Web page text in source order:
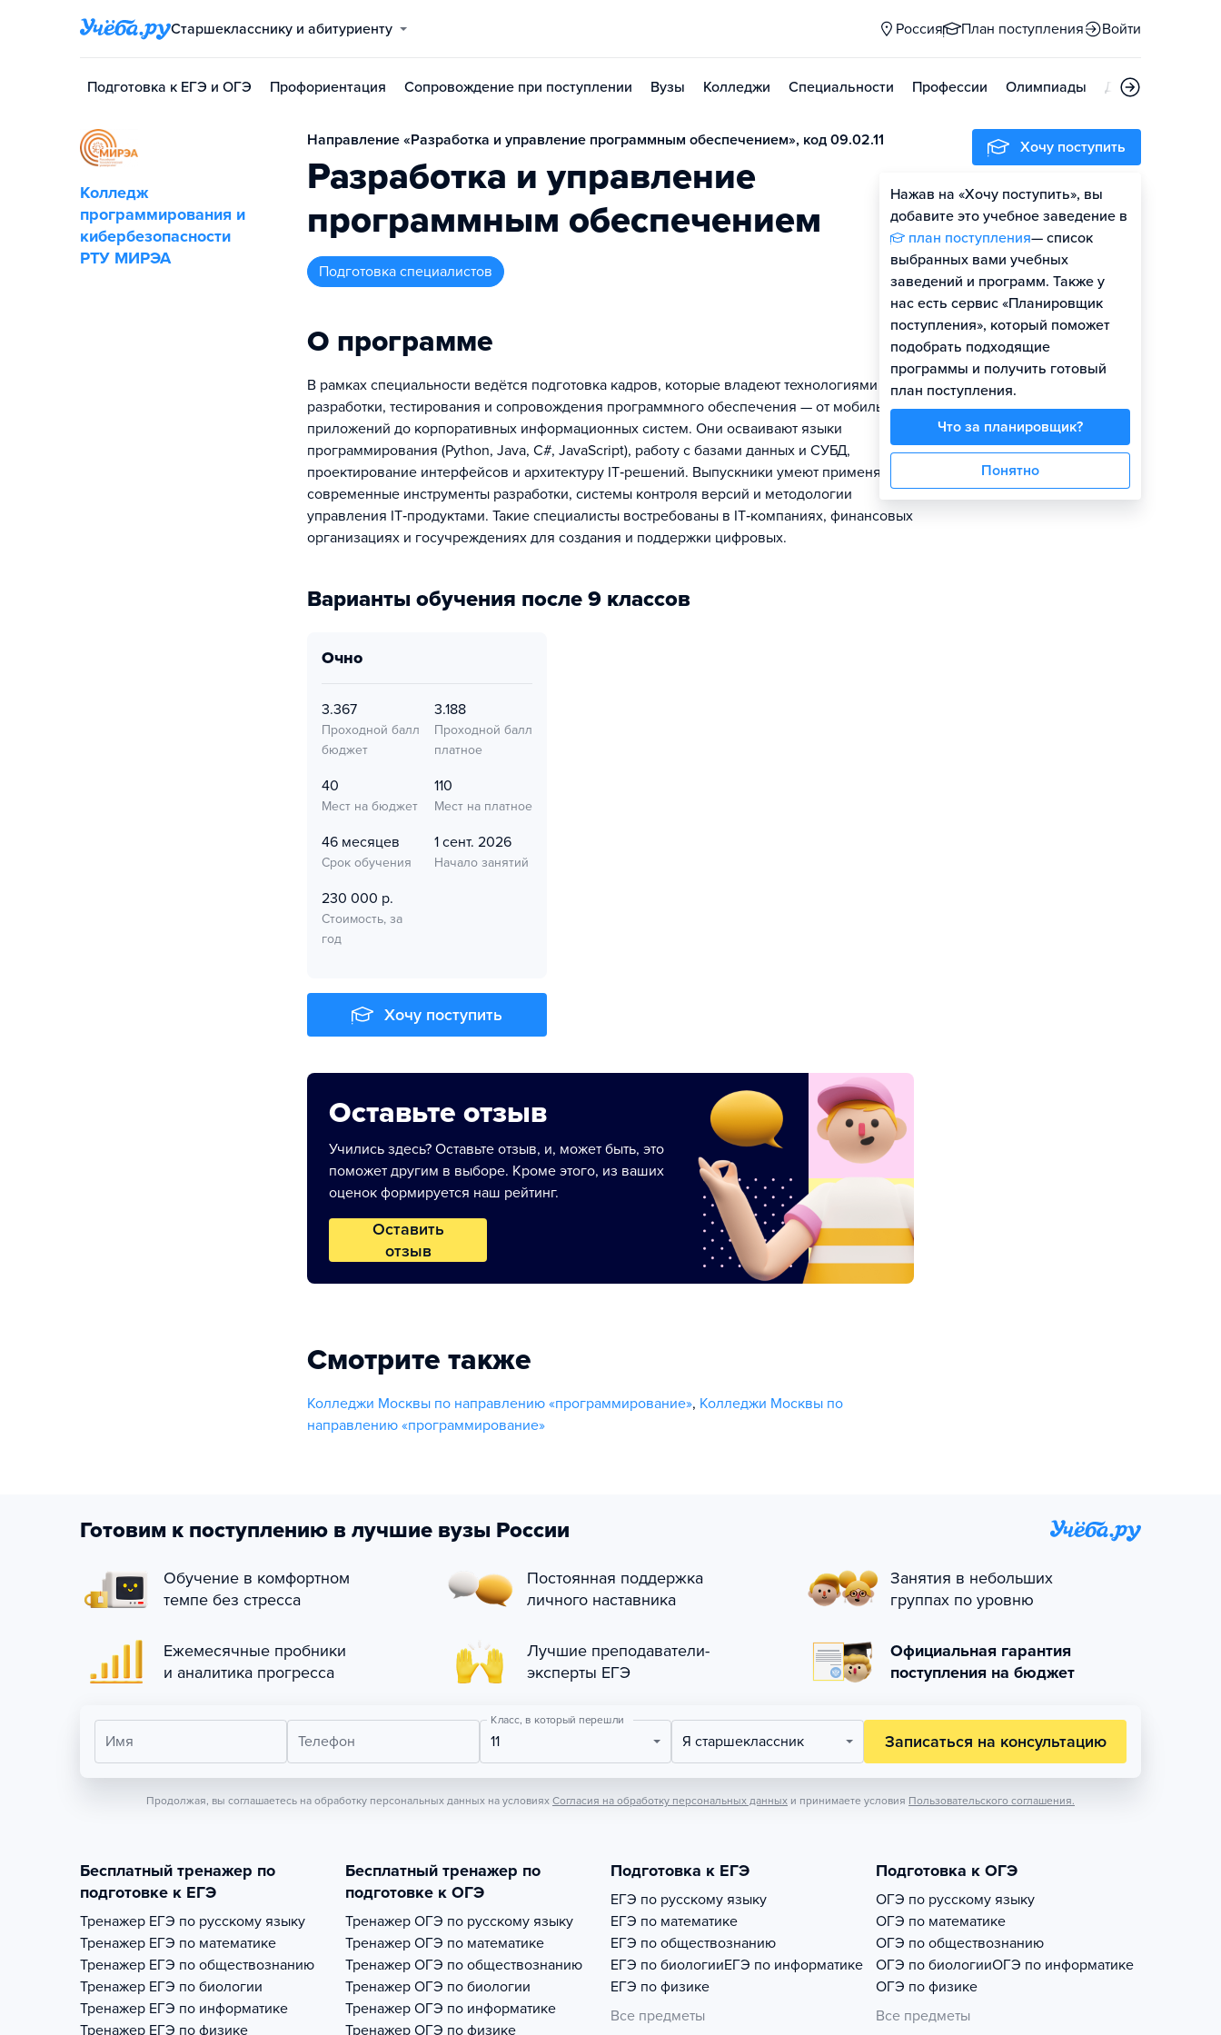
Старшекласснику и абитуриенту Россия План поступления Войти
Подготовка к ЕГЭ и ОГЭ Профориентация Сопровождение при поступлении Вузы Колледжи Специальности Профессии Олимпиады Дни открытых
Колледж
программирования и
кибербезопасности
РТУ МИРЭА
Направление «Разработка и управление программным обеспечением», код 09.02.11
Разработка и управление
программным обеспечением
подготовка специалистов
О программе
В рамках специальности ведётся подготовка кадров, которые владеют технологиями
разработки, тестирования и сопровождения программного обеспечения — от мобильных
приложений до корпоративных информационных систем. Они осваивают языки
программирования (Python, Java, C#, JavaScript), работу с базами данных и СУБД,
проектирование интерфейсов и архитектуру IT‑решений. Выпускники умеют применять
современные инструменты разработки, системы контроля версий и методологии
управления IT‑продуктами. Такие специалисты востребованы в IT‑компаниях, финансовых
организациях и госучреждениях для создания и поддержки цифровых.
Варианты обучения после 9 классов
очно
3.367
Проходной балл
бюджет
3.188
Проходной балл
платное
40
Мест на бюджет
110
Мест на платное
46 месяцев
Срок обучения
1 сент. 2026
Начало занятий
230 000 р.
Стоимость, за
год
Хочу поступить
Оставьте отзыв
Учились здесь? Оставьте отзыв, и, может быть, это
поможет другим в выборе. Кроме этого, из ваших
оценок формируется наш рейтинг.
Оставить
отзыв
Смотрите также
Колледжи Москвы по направлению «программирование», Колледжи Москвы по
направлению «программирование»
Хочу поступить
Нажав на «Хочу поступить», вы
добавите это учебное заведение в
план поступления— список
выбранных вами учебных
заведений и программ. Также у
нас есть сервис «Планировщик
поступления», который поможет
подобрать подходящие
программы и получить готовый
план поступления.
Что за планировщик?
Понятно
Готовим к поступлению в лучшие вузы России
Обучение в комфортном
темпе без стресса
Постоянная поддержка
личного наставника
Занятия в небольших
группах по уровню
Ежемесячные пробники
и аналитика прогресса
Лучшие преподаватели-
эксперты ЕГЭ
Официальная гарантия
поступления на бюджет
Имя Телефон
Класс, в который перешли
11 Я старшеклассник Записаться на консультацию
Продолжая, вы соглашаетесь на обработку персональных данных на условиях Согласия на обработку персональных данных и принимаете условия Пользовательского соглашения.
Бесплатный тренажер по
подготовке к ЕГЭ
Тренажер ЕГЭ по русскому языку
Тренажер ЕГЭ по математике
Тренажер ЕГЭ по обществознанию
Тренажер ЕГЭ по биологии
Тренажер ЕГЭ по информатике
Тренажер ЕГЭ по физике
Бесплатный тренажер по
подготовке к ОГЭ
Тренажер ОГЭ по русскому языку
Тренажер ОГЭ по математике
Тренажер ОГЭ по обществознанию
Тренажер ОГЭ по биологии
Тренажер ОГЭ по информатике
Тренажер ОГЭ по физике
Подготовка к ЕГЭ
ЕГЭ по русскому языку
ЕГЭ по математике
ЕГЭ по обществознанию
ЕГЭ по биологииЕГЭ по информатике
ЕГЭ по физике
Все предметы
Подготовка к ОГЭ
ОГЭ по русскому языку
ОГЭ по математике
ОГЭ по обществознанию
ОГЭ по биологииОГЭ по информатике
ОГЭ по физике
Все предметы